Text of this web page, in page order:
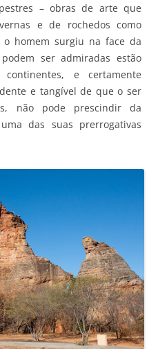
– obras de arte que
e de rochedos como
homem surgiu na face da
ser admiradas estão
e certamente
e tangível de que o ser
não pode prescindir da
das suas prerrogativas